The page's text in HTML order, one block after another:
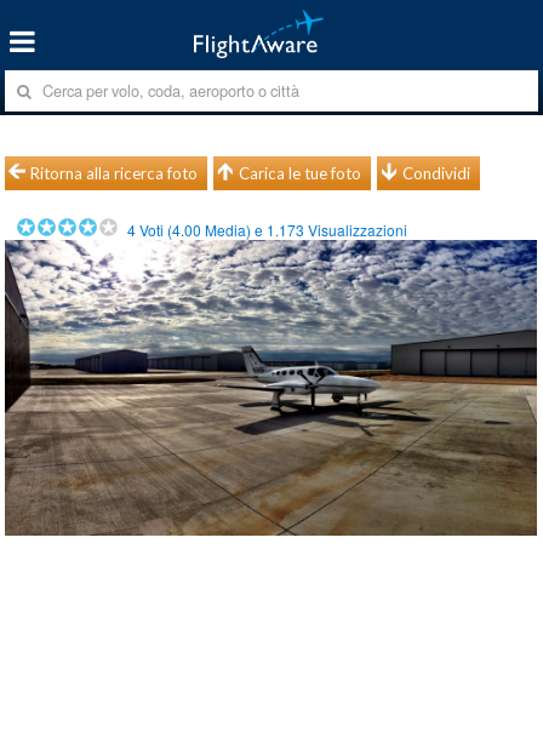
Ritorna alla ricerca foto Carica le tue foto Condividi
4Voti (4.00 Media) e 1.173 Visualizzazioni